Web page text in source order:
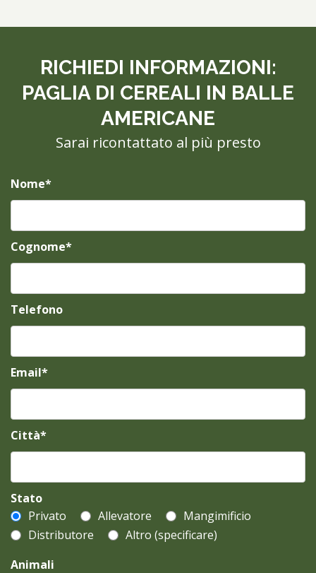
RICHIEDI INFORMAZIONI:
PAGLIA DI CEREALI IN BALLE
AMERICANE
Sarai ricontattato al più presto
Nome*
Cognome*
Telefono
Email*
Città*
Stato
Privato
Allevatore
Mangimificio
Distributore
Altro (specificare)
Animali